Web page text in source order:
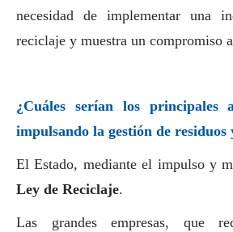
necesidad de implementar una
reciclaje y muestra un compromiso
¿Cuáles serían los principales
impulsando la gestión de residuos
El Estado, mediante el impulso y
Ley de Reciclaje.
Las grandes empresas, que